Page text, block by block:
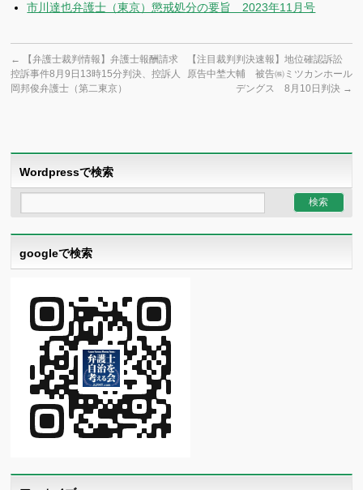
市川達也弁護士（東京）懲戒処分の要旨 2023年11月号
←
【弁護士裁判情報】弁護士報酬請求
控訴事件8月9日13時15分判決、控訴人
岡邦俊弁護士（第二東京）
【注目裁判判決速報】地位確認訴訟
原告中埜大輔 被告㈱ミツカンホール
デングス 8月10日判決 →
Wordpressで検索
googleで検索